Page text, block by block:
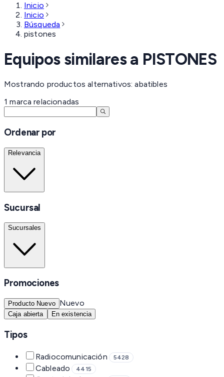
Inicio
Inicio
Búsqueda
pistones
Equipos similares a PISTONES
Mostrando productos alternativos: abatibles
1 marca relacionadas
Ordenar por
Relevancia
Sucursal
Sucursales
Promociones
Producto Nuevo Nuevo
Caja abierta En existencia
Tipos
Radiocomunicación 5428
Cableado 4415